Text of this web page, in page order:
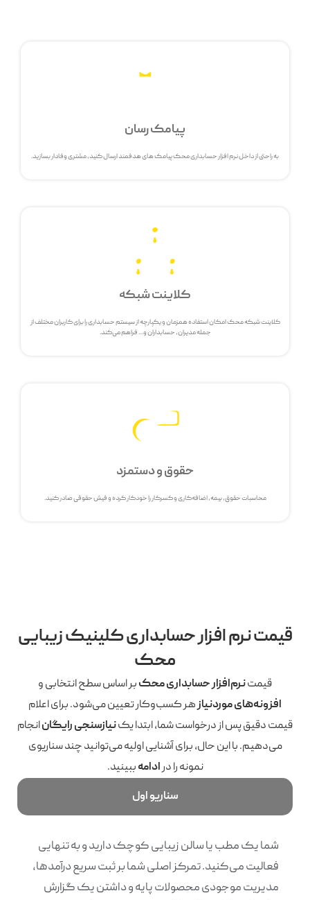
پیامک رسان
به راحتی از داخل نرم افزار حسابداری محک پیامک های هدفمند ارسال کنید، مشتری وفادار بسازید.
کلاینت شبکه
کلاینت شبکه محک امکان استفاده همزمان و یکپارچه از سیستم حسابداری را برای کاربران مختلف از
جمله مدیران، حسابداران و… فراهم می‌کند.
حقوق و دستمزد
محاسبات حقوق، بیمه، اضافه‌کاری و کسرکار را خودکار کرده و فیش حقوقی صادر کنید.
قیمت نرم افزار حسابداری کلینیک زیبایی
محک
قیمتنرم‌افزار حسابداری محکبر اساس سطح انتخابی و
افزونه‌های موردنیازهر کسب‌وکار تعیین می‌شود. برای اعلام
قیمت دقیق پس از درخواست شما، ابتدا یکنیازسنجی رایگانانجام
می‌دهیم. با این حال، برای آشنایی اولیه می‌توانید چند سناریوی
نمونه را درادامهببینید.
سناریو اول
شما یک مطب یا سالن زیبایی کوچک دارید و به تنهایی
فعالیت می‌کنید. تمرکز اصلی شما بر ثبت سریع درآمدها،
مدیریت موجودی محصولات پایه و داشتن یک گزارش